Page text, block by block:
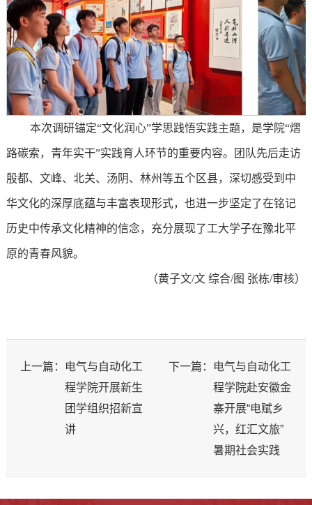
本次调研锚定“文化润心”学思践悟实践主题，是学院“熠
路碳索，青年实干”实践育人环节的重要内容。团队先后走访
殷都、文峰、北关、汤阴、林州等五个区县，深切感受到中
华文化的深厚底蕴与丰富表现形式，也进一步坚定了在铭记
历史中传承文化精神的信念，充分展现了工大学子在豫北平
原的青春风貌。
（黄子文/文 综合/图 张栋/审核）
上一篇：
电气与自动化工
程学院开展新生
团学组织招新宣
讲
下一篇：
电气与自动化工
程学院赴安徽金
寨开展“电赋乡
兴，红汇文旅”
暑期社会实践